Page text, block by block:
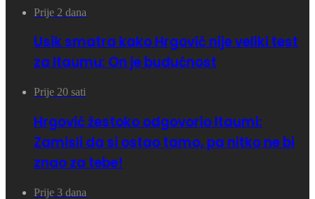
Prije 2 dana
Usik smatra kako Hrgović nije veliki test
za Itaumu: On je budućnost
Prije 20 sati
Hrgović žestoko odgovorio Itaumi:
Zamisli da si ostao tamo, pa nitko ne bi
znao za tebe!
Prije 3 dana